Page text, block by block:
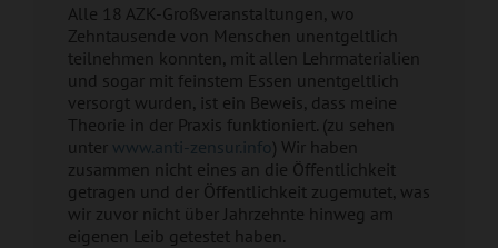
Alle 18 AZK-Großveranstaltungen, wo
Zehntausende von Menschen unentgeltlich
teilnehmen konnten, mit allen Lehrmaterialien
und sogar mit feinstem Essen unentgeltlich
versorgt wurden, ist ein Beweis, dass meine
Theorie in der Praxis funktioniert. (zu sehen
unter www.anti-zensur.info) Wir haben
zusammen nicht eines an die Öffentlichkeit
getragen und der Öffentlichkeit zugemutet, was
wir zuvor nicht über Jahrzehnte hinweg am
eigenen Leib getestet haben.